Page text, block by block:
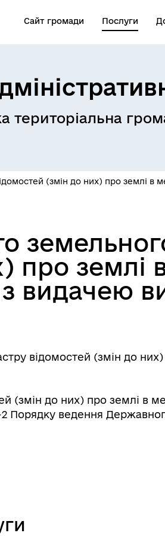
Сайт громади Послуги
територіальна
(змін до них) про землі в
про землі
видачею
відомостей (змін до
(змін до них) про землі в
Порядку ведення